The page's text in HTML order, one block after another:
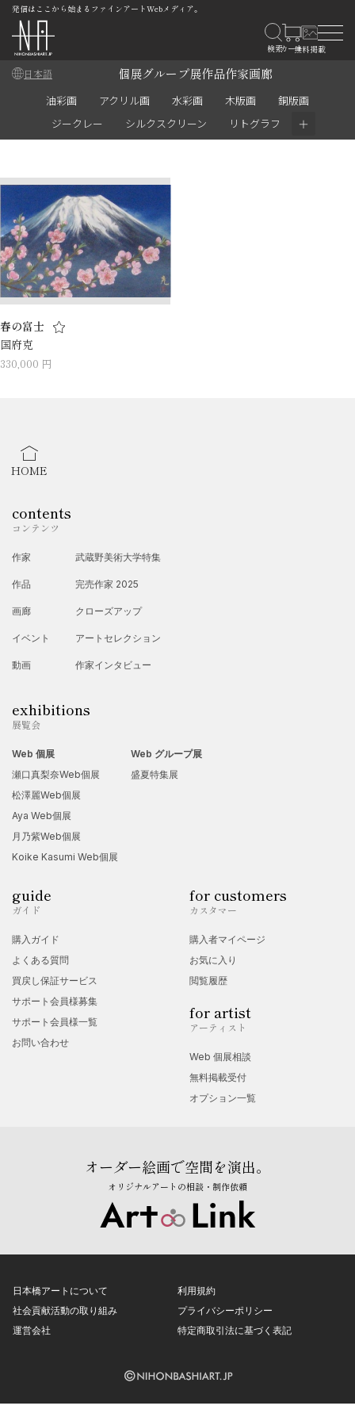
発信はここから始まるファインアートWebメディア。
日本語 個展グループ展作品作家画廊
油彩画 アクリル画 水彩画 木版画
銅版画
ジークレー
シルクスクリーン リトグラフ ＋
春の富士
国府克
330,000 円
HOME
contents
コンテンツ
作家
作品
画廊
イベント
動画
武蔵野美術大学特集
完売作家 2025
クローズアップ
アートセレクション
作家インタビュー
exhibitions
展覧会
Web 個展
瀬口真梨奈Web個展
松澤麗Web個展
Aya Web個展
月乃紫Web個展
Koike Kasumi Web個展
Web グループ展
盛夏特集展
guide
ガイド
購入ガイド
よくある質問
買戻し保証サービス
サポート会員様募集
サポート会員様一覧
お問い合わせ
for customers
カスタマー
購入者マイページ
お気に入り
閲覧履歴
for artist
アーティスト
Web 個展相談
無料掲載受付
オプション一覧
オーダー絵画で空間を演出。
オリジナルアートの相談・制作依頼
日本橋アートについて
社会貢献活動の取り組み
運営会社
利用規約
プライバシーポリシー
特定商取引法に基づく表記